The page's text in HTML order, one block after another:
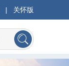
| 关怀版